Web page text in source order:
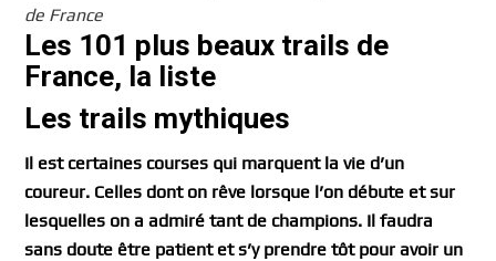
de France
Les 101 plus beaux trails de
France, la liste
Les trails mythiques
Il est certaines courses qui marquent la vie d’un
coureur. Celles dont on rêve lorsque l’on débute et sur
lesquelles on a admiré tant de champions. Il faudra
sans doute être patient et s’y prendre tôt pour avoir un